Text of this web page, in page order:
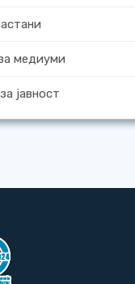
медиуми
јавност